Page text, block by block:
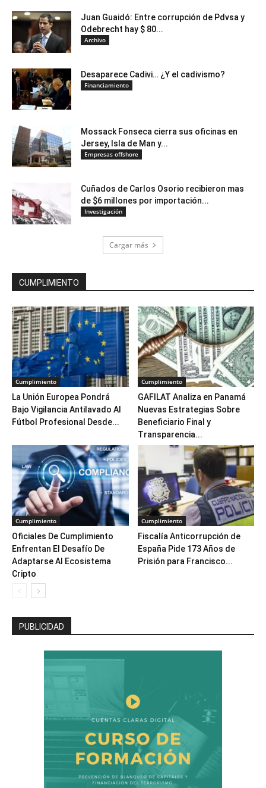
Juan Guaidó: Entre corrupción de Pdvsa y
Odebrecht hay $ 80...
Archivo
Desaparece Cadivi… ¿Y el cadivismo?
Financiamiento
Mossack Fonseca cierra sus oficinas en
Jersey, Isla de Man y...
Empresas offshore
Cuñados de Carlos Osorio recibieron mas
de $6 millones por importación...
Investigación
Cargar más
CUMPLIMIENTO
Cumplimiento
La Unión Europea Pondrá
Bajo Vigilancia Antilavado Al
Fútbol Profesional Desde...
Cumplimiento
GAFILAT Analiza en Panamá
Nuevas Estrategias Sobre
Beneficiario Final y
Transparencia...
Cumplimiento
Oficiales De Cumplimiento
Enfrentan El Desafío De
Adaptarse Al Ecosistema
Cripto
Cumplimiento
Fiscalía Anticorrupción de
España Pide 173 Años de
Prisión para Francisco...
PUBLICIDAD